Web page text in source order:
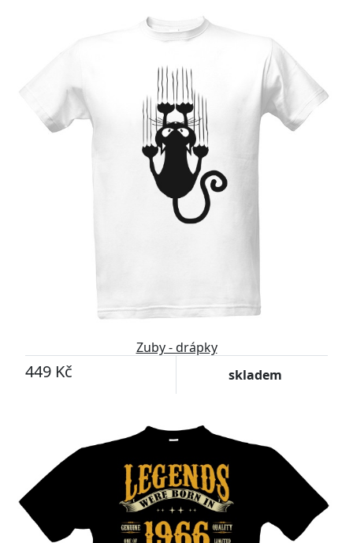
Zuby - drápky
449 Kč skladem